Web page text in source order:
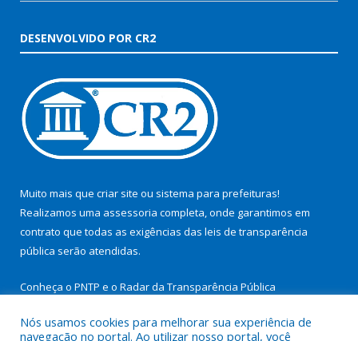
DESENVOLVIDO POR CR2
Muito mais que criar site ou sistema para prefeituras!
Realizamos uma assessoria completa, onde garantimos em
contrato que todas as exigências das leis de transparência
pública serão atendidas.
Conheça o PNTP e o Radar da Transparência Pública
Nós usamos cookies para melhorar sua experiência de
navegação no portal. Ao utilizar nosso portal, você